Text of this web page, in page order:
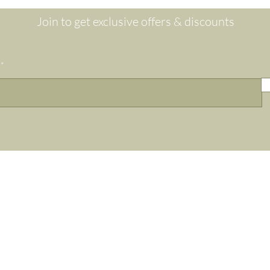
Join to get exclusive offers & discounts